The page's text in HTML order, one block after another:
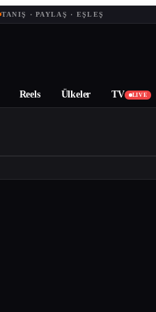
TANIŞ · PAYLAŞ · EŞLEŞ
Reels Ülkeler TV LIVE